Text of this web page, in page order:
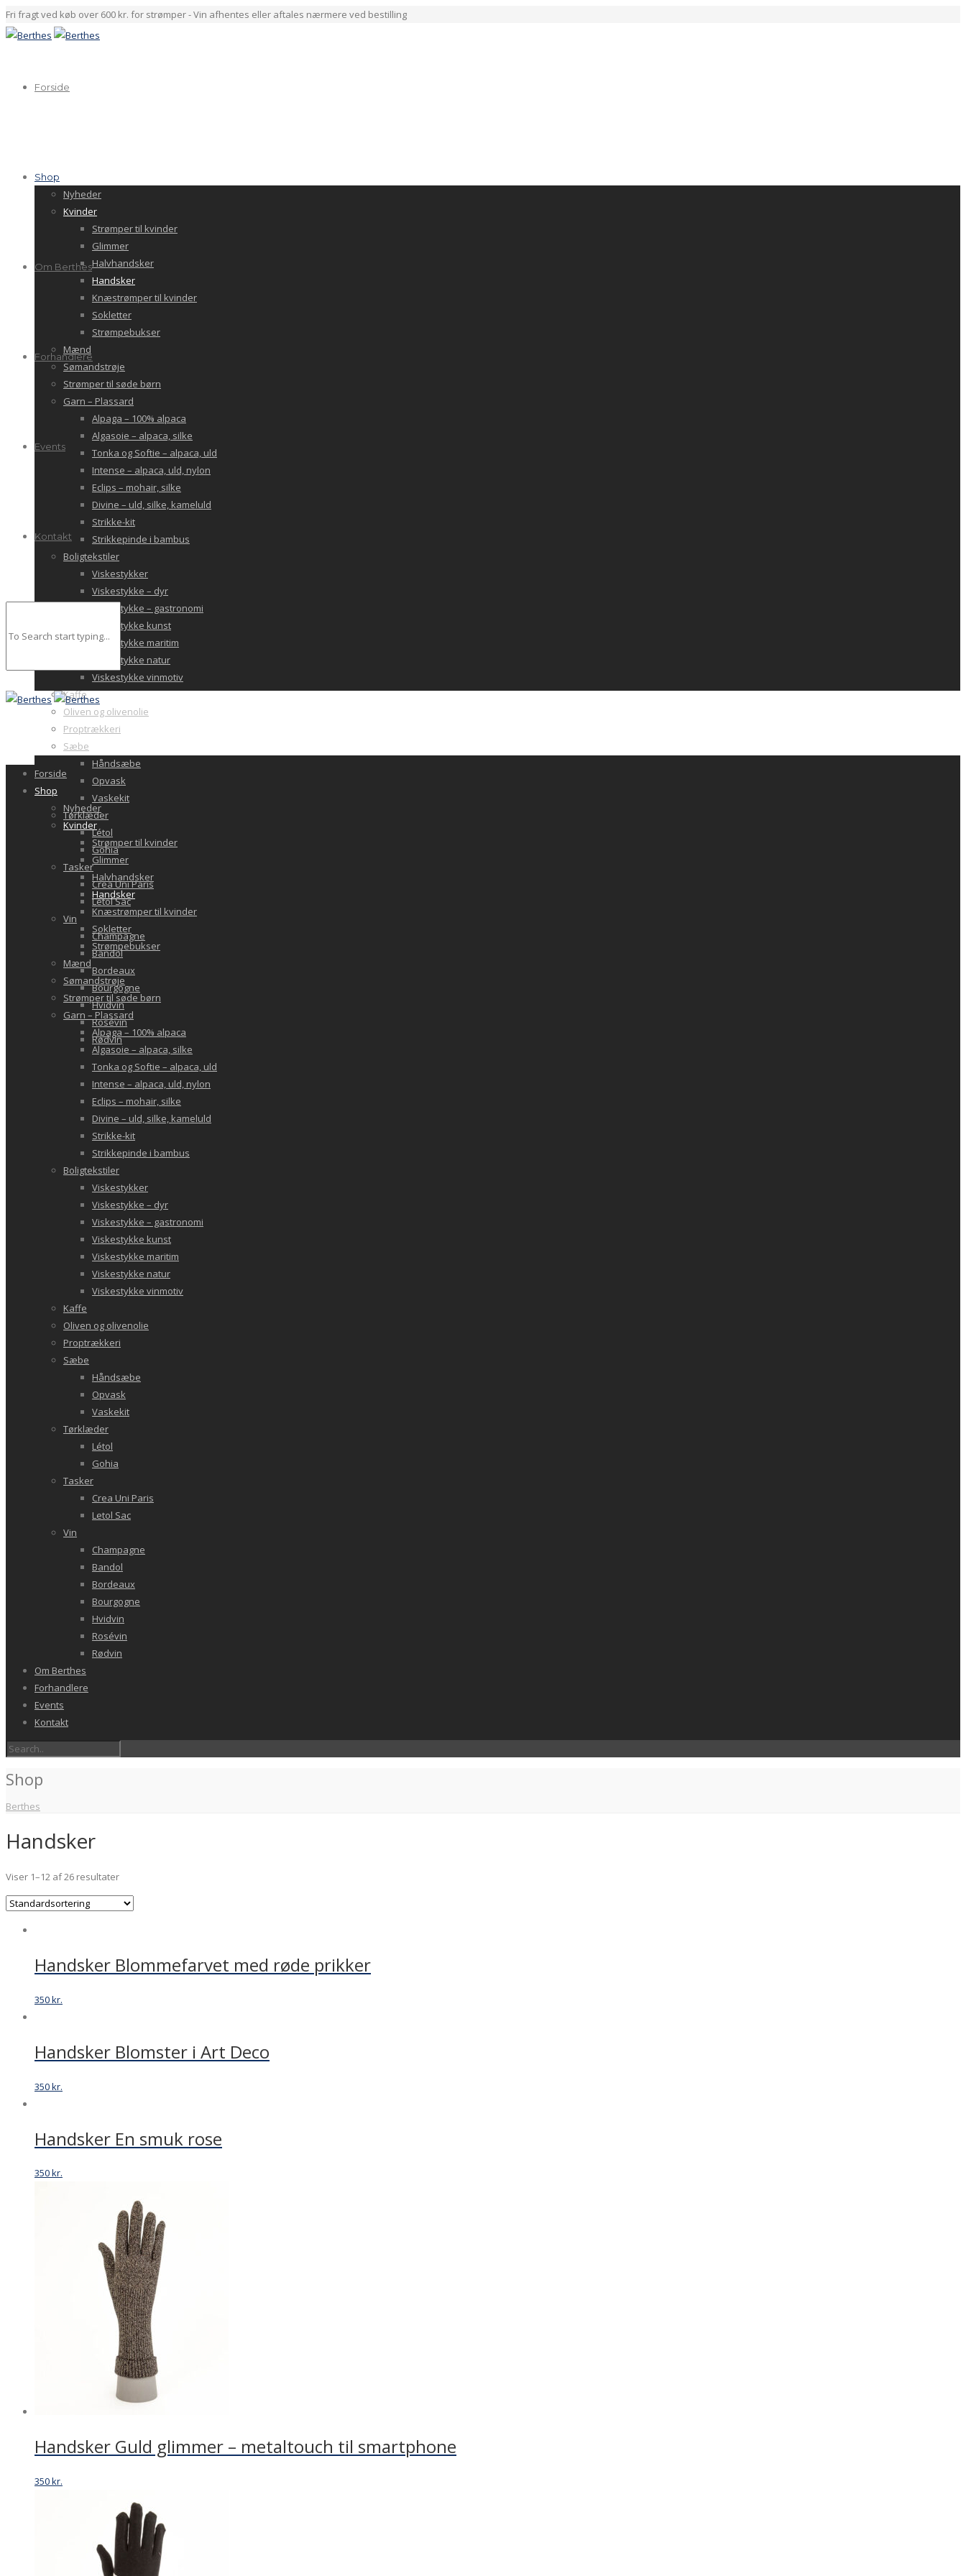
Fri fragt ved køb over 600 kr. for strømper - Vin afhentes eller aftales nærmere ved bestilling
Forside
Shop
Nyheder
Kvinder
Strømper til kvinder
Glimmer
Halvhandsker
Handsker
Knæstrømper til kvinder
Sokletter
Strømpebukser
Mænd
Sømandstrøje
Strømper til søde børn
Garn – Plassard
Alpaga – 100% alpaca
Algasoie – alpaca, silke
Tonka og Softie – alpaca, uld
Intense – alpaca, uld, nylon
Eclips – mohair, silke
Divine – uld, silke, kameluld
Strikke-kit
Strikkepinde i bambus
Boligtekstiler
Viskestykker
Viskestykke – dyr
Viskestykke – gastronomi
Viskestykke kunst
Viskestykke maritim
Viskestykke natur
Viskestykke vinmotiv
Kaffe
Oliven og olivenolie
Proptrækkeri
Sæbe
Håndsæbe
Opvask
Vaskekit
Tørklæder
Létol
Gohia
Tasker
Crea Uni Paris
Letol Sac
Vin
Champagne
Bandol
Bordeaux
Bourgogne
Hvidvin
Rosévin
Rødvin
Om Berthes
Forhandlere
Events
Kontakt
Forside
Shop
Nyheder
Kvinder
Strømper til kvinder
Glimmer
Halvhandsker
Handsker
Knæstrømper til kvinder
Sokletter
Strømpebukser
Mænd
Sømandstrøje
Strømper til søde børn
Garn – Plassard
Alpaga – 100% alpaca
Algasoie – alpaca, silke
Tonka og Softie – alpaca, uld
Intense – alpaca, uld, nylon
Eclips – mohair, silke
Divine – uld, silke, kameluld
Strikke-kit
Strikkepinde i bambus
Boligtekstiler
Viskestykker
Viskestykke – dyr
Viskestykke – gastronomi
Viskestykke kunst
Viskestykke maritim
Viskestykke natur
Viskestykke vinmotiv
Kaffe
Oliven og olivenolie
Proptrækkeri
Sæbe
Håndsæbe
Opvask
Vaskekit
Tørklæder
Létol
Gohia
Tasker
Crea Uni Paris
Letol Sac
Vin
Champagne
Bandol
Bordeaux
Bourgogne
Hvidvin
Rosévin
Rødvin
Om Berthes
Forhandlere
Events
Kontakt
Shop
Berthes
Handsker
Viser 1–12 af 26 resultater
Handsker Blommefarvet med røde prikker
350kr.
Handsker Blomster i Art Deco
350kr.
Handsker En smuk rose
350kr.
Handsker Guld glimmer – metaltouch til smartphone
350kr.